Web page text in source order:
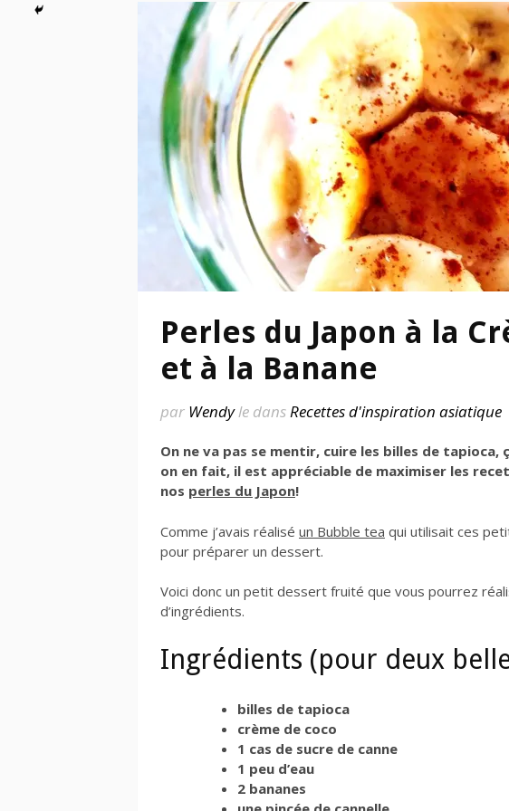
Perles du Japon à la
et à la Banane
par Wendyle dansRecettes d'inspiration asiatique
On ne va pas se mentir, cuire les billes de tapioca,
on en fait, il est appréciable de maximiser les
nos perles du Japon!
Comme j’avais réalisé un Bubble tea qui utilisait ces
pour préparer un dessert.
Voici donc un petit dessert fruité que vous pourrez
d’ingrédients.
Ingrédients (pour deux
billes de tapioca
crème de coco
1 cas de sucre de canne
1 peu d’eau
2 bananes